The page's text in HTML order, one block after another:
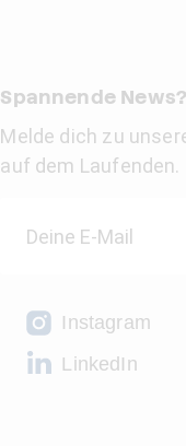
Spannende
Melde dich zu
auf dem Laufenden.
Instagram
LinkedIn